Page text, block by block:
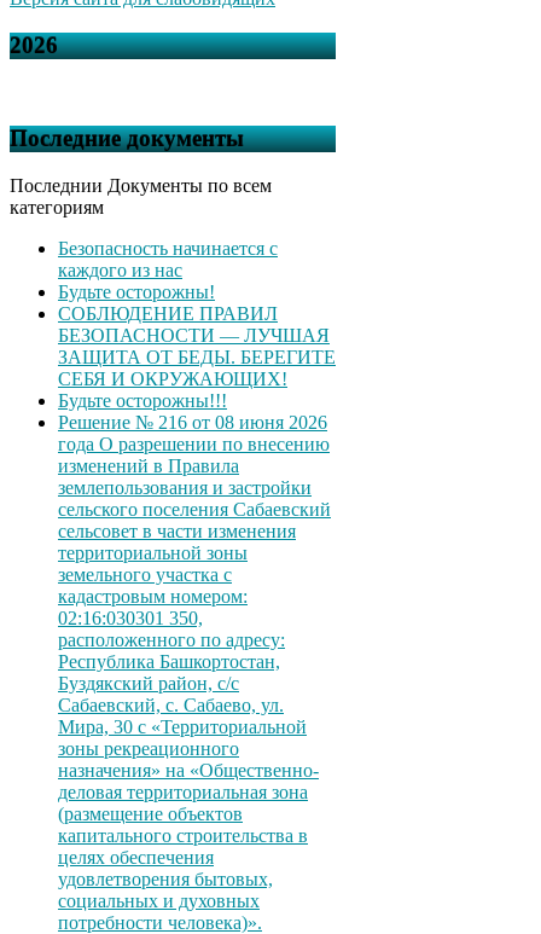
2026
Последние документы
Последнии Документы по всем
категориям
Безопасность начинается с
каждого из нас
Будьте осторожны!
СОБЛЮДЕНИЕ ПРАВИЛ
БЕЗОПАСНОСТИ — ЛУЧШАЯ
ЗАЩИТА ОТ БЕДЫ. БЕРЕГИТЕ
СЕБЯ И ОКРУЖАЮЩИХ!
Будьте осторожны!!!
Решение № 216 от 08 июня 2026
года О разрешении по внесению
изменений в Правила
землепользования и застройки
сельского поселения Сабаевский
сельсовет в части изменения
территориальной зоны
земельного участка с
кадастровым номером:
02:16:030301 350,
расположенного по адресу:
Республика Башкортостан,
Буздякский район, с/с
Сабаевский, с. Сабаево, ул.
Мира, 30 с «Территориальной
зоны рекреационного
назначения» на «Общественно-
деловая территориальная зона
(размещение объектов
капитального строительства в
целях обеспечения
удовлетворения бытовых,
социальных и духовных
потребности человека)».